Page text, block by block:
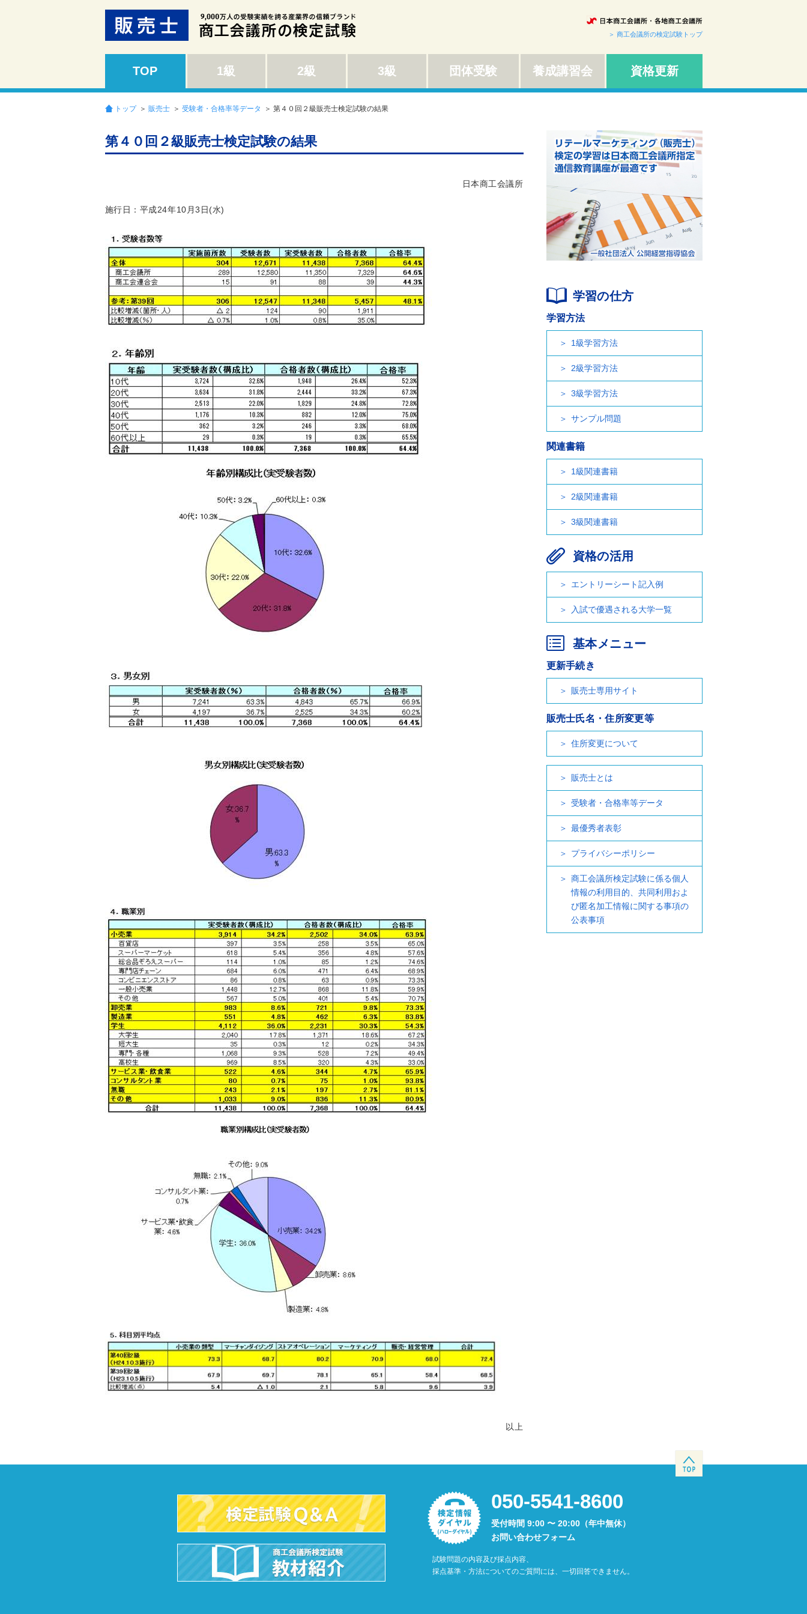
＞ 商工会議所の検定試験トップ
TOP 1級 2級 3級 団体受験 養成講習会 資格更新
トップ ＞ 販売士 ＞ 受験者・合格率等データ ＞ 第４０回２級販売士検定試験の結果
第４０回２級販売士検定試験の結果
日本商工会議所
施行日：平成24年10月3日(水)
以上
学習の仕方
学習方法
1級学習方法
2級学習方法
3級学習方法
サンプル問題
関連書籍
1級関連書籍
2級関連書籍
3級関連書籍
資格の活用
エントリーシート記入例
入試で優遇される大学一覧
基本メニュー
更新手続き
販売士専用サイト
販売士氏名・住所変更等
住所変更について
販売士とは
受験者・合格率等データ
最優秀者表彰
プライバシーポリシー
商工会議所検定試験に係る個人
情報の利用目的、共同利用およ
び匿名加工情報に関する事項の
公表事項
050-5541-8600
受付時間 9:00 〜 20:00（年中無休）
お問い合わせフォーム
試験問題の内容及び採点内容、
採点基準・方法についてのご質問には、一切回答できません。